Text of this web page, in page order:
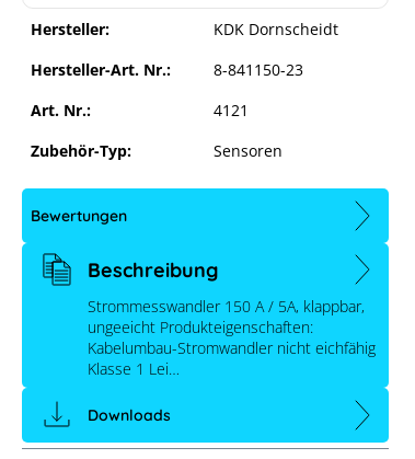
KDK Strommesswandler 150/5 A,
ungeeicht, klappbar
Hersteller:
KDK Dornscheidt
Hersteller-Art. Nr.:
8-841150-23
Art. Nr.:
4121
Zubehör-Typ:
Sensoren
Bewertungen
Beschreibung
Strommesswandler 150 A / 5A, klappbar,
ungeeicht Produkteigenschaften:
Kabelumbau-Stromwandler nicht eichfähig
Klasse 1 Lei…
Downloads